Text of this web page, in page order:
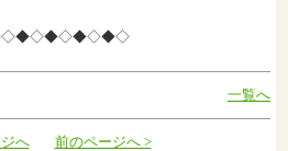
一覧へ
へ 前のページへ >